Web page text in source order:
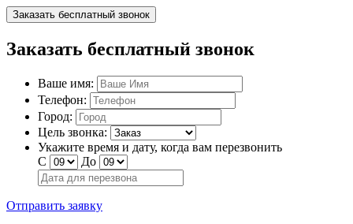
Заказать бесплатный звонок
Заказать бесплатный звонок
Ваше имя:
Телефон:
Город:
Цель звонка:
Укажите время и дату, когда вам перезвонить
С
До
Отправить заявку